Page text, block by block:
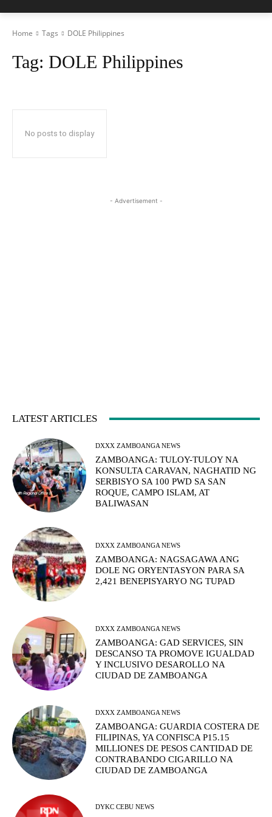
Home Tags DOLE Philippines
Tag: DOLE Philippines
No posts to display
- Advertisement -
LATEST ARTICLES
DXXX ZAMBOANGA NEWS
ZAMBOANGA: TULOY-TULOY NA
KONSULTA CARAVAN, NAGHATID NG
SERBISYO SA 100 PWD SA SAN
ROQUE, CAMPO ISLAM, AT
BALIWASAN
DXXX ZAMBOANGA NEWS
ZAMBOANGA: NAGSAGAWA ANG
DOLE NG ORYENTASYON PARA SA
2,421 BENEPISYARYO NG TUPAD
DXXX ZAMBOANGA NEWS
ZAMBOANGA: GAD SERVICES, SIN
DESCANSO TA PROMOVE IGUALDAD
Y INCLUSIVO DESAROLLO NA
CIUDAD DE ZAMBOANGA
DXXX ZAMBOANGA NEWS
ZAMBOANGA: GUARDIA COSTERA DE
FILIPINAS, YA CONFISCA P15.15
MILLIONES DE PESOS CANTIDAD DE
CONTRABANDO CIGARILLO NA
CIUDAD DE ZAMBOANGA
DYKC CEBU NEWS